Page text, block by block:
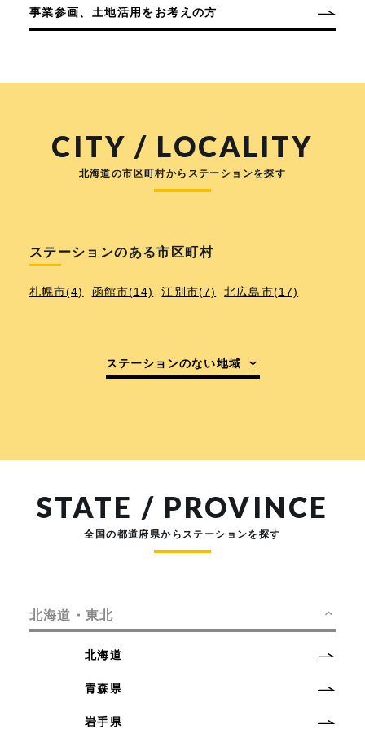
事業参画、土地活用をお考えの方
CITY / LOCALITY
北海道の市区町村からステーションを探す
ステーションのある市区町村
札幌市(4) 函館市(14) 江別市(7) 北広島市(17)
ステーションのない地域
STATE / PROVINCE
全国の都道府県からステーションを探す
北海道・東北
北海道
青森県
岩手県